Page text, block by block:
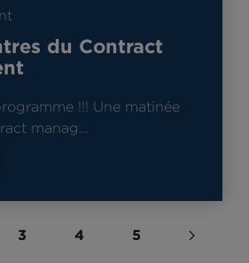
du Contract
!!! Une matinée
manag…
3 4 5